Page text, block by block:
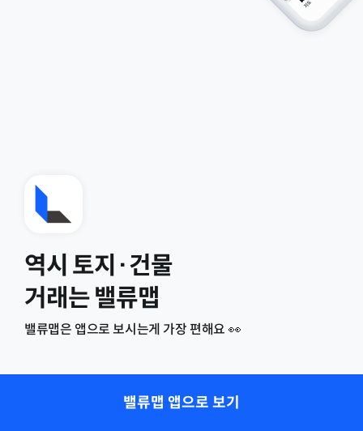
역시 토지·건물
거래는 밸류맵
밸류맵은 앱으로 보시는게 가장 편해요 👀
밸류맵 앱으로 보기